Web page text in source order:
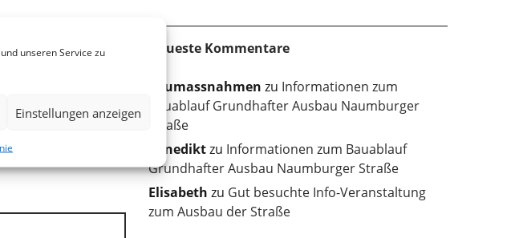
unseren Service zu
Einstellungen anzeigen
sobald das
Neueste Kommentare
baumassnahmen zu Informationen zum
Bauablauf Grundhafter Ausbau Naumburger
Straße
Benediktzu Informationen zum Bauablauf
Grundhafter Ausbau Naumburger Straße
Elisabeth zu Gut besuchte Info-Veranstaltung
zum Ausbau der Straße